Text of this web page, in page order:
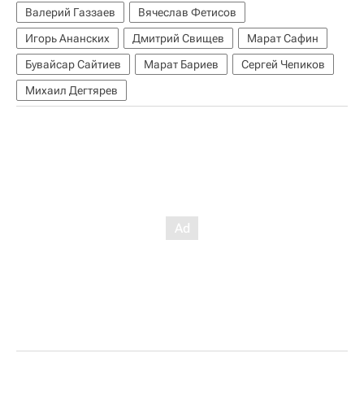
Валерий Газзаев
Вячеслав Фетисов
Игорь Ананских
Дмитрий Свищев
Марат Сафин
Бувайсар Сайтиев
Марат Бариев
Сергей Чепиков
Михаил Дегтярев